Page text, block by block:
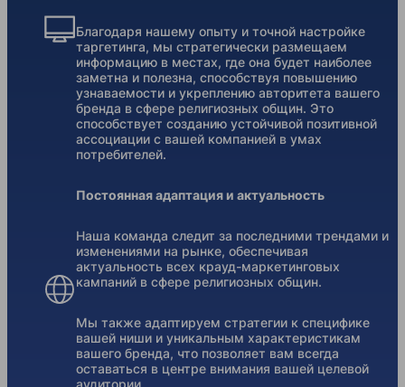
Благодаря нашему опыту и точной настройке
таргетинга, мы стратегически размещаем
информацию в местах, где она будет наиболее
заметна и полезна, способствуя повышению
узнаваемости и укреплению авторитета вашего
бренда в сфере религиозных общин. Это
способствует созданию устойчивой позитивной
ассоциации с вашей компанией в умах
потребителей.
Постоянная адаптация и актуальность
Наша команда следит за последними трендами и
изменениями на рынке, обеспечивая
актуальность всех крауд-маркетинговых
кампаний в сфере религиозных общин.
Мы также адаптируем стратегии к специфике
вашей ниши и уникальным характеристикам
вашего бренда, что позволяет вам всегда
оставаться в центре внимания вашей целевой